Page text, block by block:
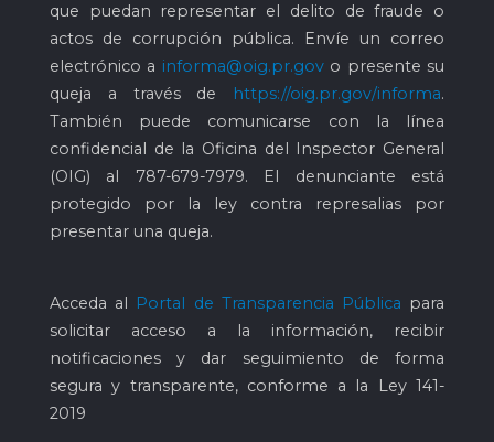
que puedan representar el delito de fraude o
actos de corrupción pública. Envíe un correo
electrónico a informa@oig.pr.govo presente su
queja a través de
https://oig.pr.gov/informa.
También puede comunicarse con la línea
confidencial de la Oficina del Inspector General
(OIG) al 787-679-7979. El denunciante está
protegido por la ley contra represalias por
presentar una queja.
Acceda al Portal de Transparencia Pública para
solicitar acceso a la información, recibir
notificaciones y dar seguimiento de forma
segura y transparente, conforme a la Ley 141-
2019